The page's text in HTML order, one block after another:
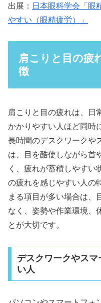
出展： 日本眼科学会「眼
やすい（眼精疲労）」
肩こりと目の疲
徴
肩こりと目の疲れは、日
かかりやすい人ほど同時
長時間のデスクワークや
は、目を酷使しながら首
く、疲れが蓄積しやすい
の疲れを感じやすい人の
まる項目が多い場合は、
なく、姿勢や作業環境、
とが大切です。
デスクワークやス
い人